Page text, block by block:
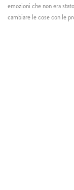
emozioni che non era
cambiare le cose con le